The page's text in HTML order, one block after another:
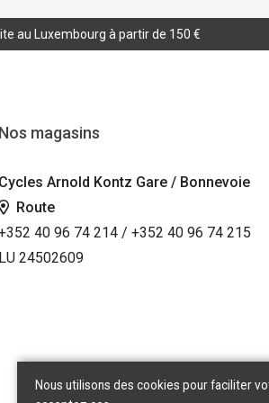
au Luxembourg à partir de 150 €
Nos magasins
Cycles Arnold Kontz Gare / Bonnevoie
Route
40 96 74 214 / +352 40 96 74 215
LU 24502609
Nous utilisons des cookies pour faciliter